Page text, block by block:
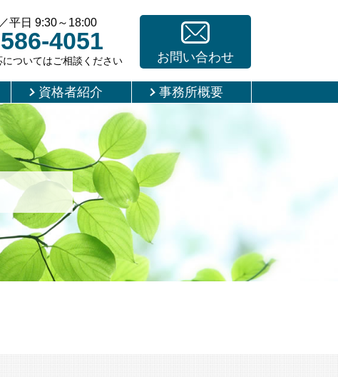
平日 9:30～18:00
4051
ついてはご相談ください お問い合わせ
資格者紹介 事務所概要